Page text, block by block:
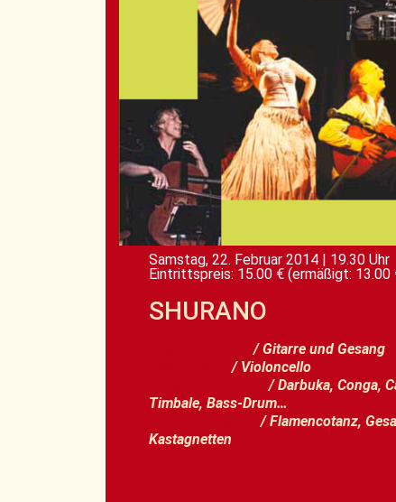
Samstag, 22. Februar 2014 | 19.30 Uhr
Eintrittspreis: 15.00 € (ermäßigt: 13.00
SHURANO
/ Gitarre und Gesang
/ Violoncello
/ Darbuka, Conga,
Timbale, Bass-Drum…
/ Flamencotanz,
Kastagnetten